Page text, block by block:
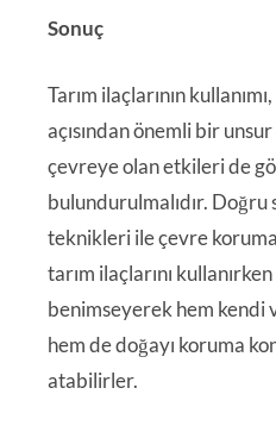
Sonuç
Tarım ilaçlarının
açısından önemli bir
çevreye olan etkileri de
bulundurulmalıdır.
teknikleri ile çevre
tarım ilaçlarını
benimseyerek hem
hem de doğayı koruma
atabilirler.